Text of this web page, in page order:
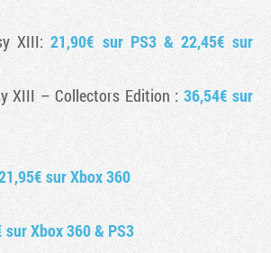
XIII:21,90€ sur PS3 & 22,45€ sur
XIII – Collectors Edition : 36,54€ sur
sur Xbox 360
sur Xbox 360 & PS3